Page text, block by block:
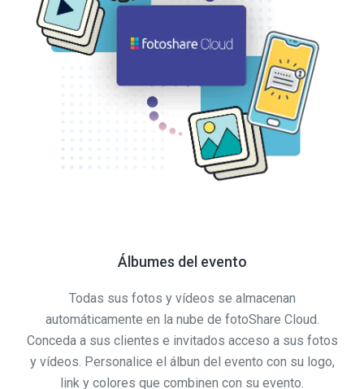
Álbumes del evento
Todas sus fotos y vídeos se almacenan
automáticamente en la nube de fotoShare Cloud.
Conceda a sus clientes e invitados acceso a sus fotos
y vídeos. Personalice el álbun del evento con su logo,
link y colores que combinen con su evento.